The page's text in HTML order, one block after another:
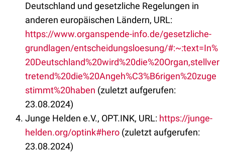
Deutschland und gesetzliche Regelungen in
anderen europäischen Ländern, URL:
https://www.organspende-info.de/gesetzliche-
grundlagen/entscheidungsloesung/#:~:text=In%
20Deutschland%20wird%20die%20Organ,stellver
tretend%20die%20Angeh%C3%B6rigen%20zuge
stimmt%20haben (zuletzt aufgerufen:
23.08.2024)
Junge Helden e.V., OPT.INK, URL: https://junge-
helden.org/optink#hero (zuletzt aufgerufen:
23.08.2024)